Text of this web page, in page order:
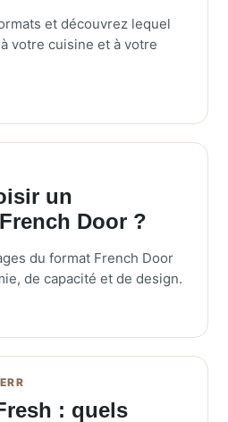
et découvrez lequel
votre cuisine et à votre
un
Door ?
du format French Door
de capacité et de design.
: quels